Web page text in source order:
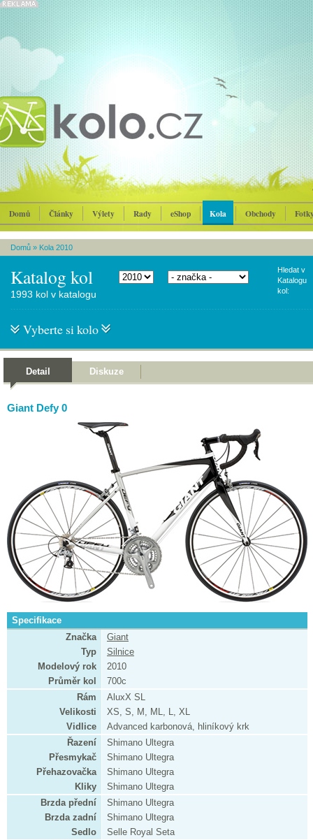
Domů Články Výlety Rady eShop Kola Obchody
Domů » Kola 2010
Katalog kol
Hledat v
Katalogu
kol:
1993 kol v katalogu
Vyberte si kolo
Detail Diskuze
Giant Defy 0
Specifikace
Značka
Giant
Typ
Silnice
Modelový rok
2010
Průměr kol
700c
Rám
AluxX SL
Velikosti
XS, S, M, ML, L, XL
Vidlice
Advanced karbonová, hliníkový krk
Řazení
Shimano Ultegra
Přesmykač
Shimano Ultegra
Přehazovačka
Shimano Ultegra
Kliky
Shimano Ultegra
Brzda přední
Shimano Ultegra
Brzda zadní
Shimano Ultegra
Sedlo
Selle Royal Seta